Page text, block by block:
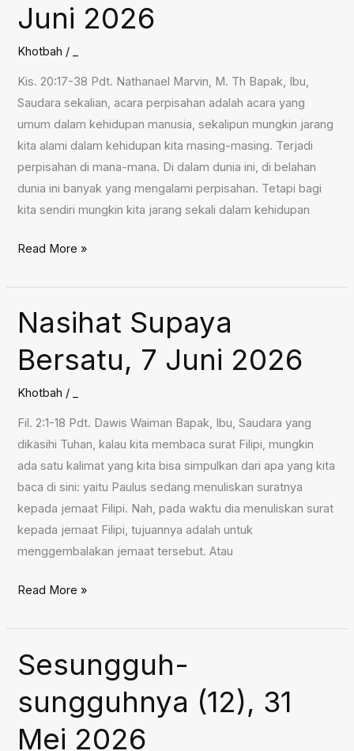
Juni 2026
Khotbah /
Kis. 20:17-38 Pdt. Nathanael Marvin, M. Th Bapak, Ibu,
Saudara sekalian, acara perpisahan adalah acara yang
umum dalam kehidupan manusia, sekalipun mungkin jarang
kita alami dalam kehidupan kita masing-masing. Terjadi
perpisahan di mana-mana. Di dalam dunia ini, di belahan
dunia ini banyak yang mengalami perpisahan. Tetapi bagi
kita sendiri mungkin kita jarang sekali dalam kehidupan
Perpisahan
14
Juni
2026
Read More »
Nasihat Supaya
Bersatu, 7 Juni 2026
Khotbah /
Fil. 2:1-18 Pdt. Dawis Waiman Bapak, Ibu, Saudara yang
dikasihi Tuhan, kalau kita membaca surat Filipi, mungkin
ada satu kalimat yang kita bisa simpulkan dari apa yang kita
baca di sini: yaitu Paulus sedang menuliskan suratnya
kepada jemaat Filipi. Nah, pada waktu dia menuliskan surat
kepada jemaat Filipi, tujuannya adalah untuk
menggembalakan jemaat tersebut. Atau
Nasihat
Bersatu,
7
Juni
2026
Read More »
Sesungguh-
sungguhnya (12), 31
Mei 2026